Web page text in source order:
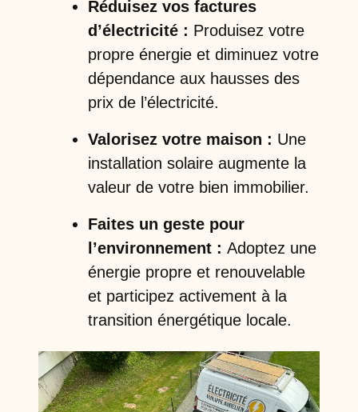
Réduisez vos factures
d’électricité : Produisez votre
propre énergie et diminuez votre
dépendance aux hausses des
prix de l’électricité.
Valorisez votre maison : Une
installation solaire augmente la
valeur de votre bien immobilier.
Faites un geste pour
l’environnement : Adoptez une
énergie propre et renouvelable
et participez activement à la
transition énergétique locale.